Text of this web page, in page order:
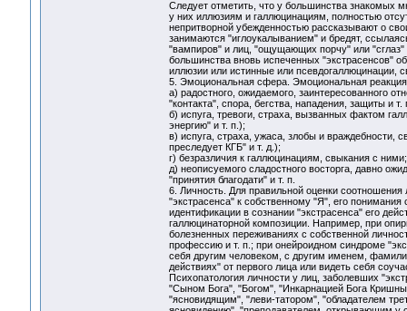
Следует отметить, что у большинства знакомых
у них иллюзиям и галлюцинациям, полностью
непритворной убежденностью рассказывают о
занимаются "иглоукалыванием" и бредят,
"вампиров" и лиц, "ощущающих порчу" или
большинства вновь испеченных "экстрасенсов"
иллюзии или истинные или псевдогаллюцинации,
5. Эмоциональная сфера. Эмоциональная
а) радостного, ожидаемого, заинтересованного
"контакта", спора, бегства, нападения, защиты и т.
б) испуга, тревоги, страха, вызванных фактом
энергию" и т. п.);
в) испуга, страха, ужаса, злобы и враждебности,
преследует КГБ" и т. д.);
г) безразличия к галлюцинациям, свыкания с ними;
д) неописуемого сладостного восторга, давно
"принятия благодати" и т. п.
6. Личность. Для правильной оценки
"экстрасенса" к собственному "Я", его
идентификации в сознании "экстрасенса" его
галлюцинаторной композиции. Например, при
болезненных переживаниях с собственной
профессию и т. п.; при онейроидном синдроме
себя другим человеком, с другим именем,
действиях" от первого лица или видеть себя
Психопатология личности у лиц, заболевших
"Сыном Бога", "Богом", "Инкарнацией Бога
"ясновидящим", "леви-татором", "обладателем